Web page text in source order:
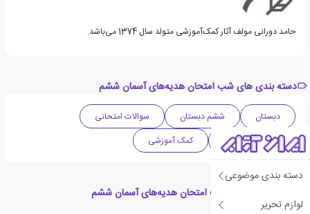
دسته بندی موضوعی
لوازم تحریر
حامد دورانی مولف آثار کمک‌آموزشی متولد سال 1374 می‌باشد.
دسته بندی های شب امتحان هدیه‌های آسمان ششم
دبستان ششم دبستان
سوالات امتحانی
هدیه های آسمان
کمک آموزشی
محصولات مرتبط با شب امتحان هدیه‌های آسمان ششم